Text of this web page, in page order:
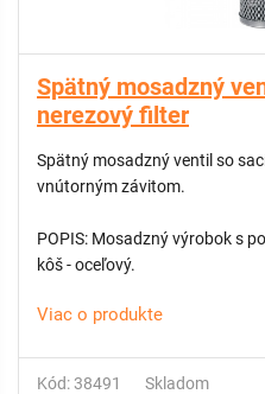
Spätný mosadzný
nerezový filter
Spätný mosadzný ventil so
vnútorným závitom.
POPIS: Mosadzný výrobok s
kôš - oceľový.
Viac o produkte
Kód: 38491 Skladom